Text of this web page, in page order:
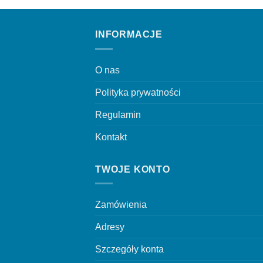
INFORMACJE
O nas
Polityka prywatności
Regulamin
Kontakt
TWOJE KONTO
Zamówienia
Adresy
Szczegóły konta